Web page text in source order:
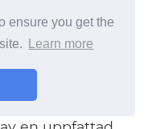
ensure you get the
Learn more
att ta med
från året
och
som
förluster som